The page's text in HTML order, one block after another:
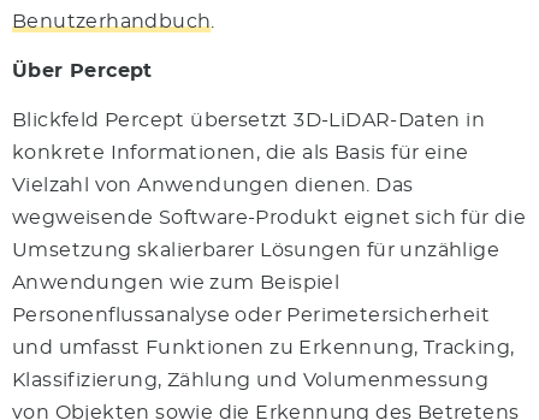
Benutzerhandbuch
Über Percept
Blickfeld Percept übersetzt 3D-LiDAR-Daten in
konkrete Informationen, die als Basis für eine
Vielzahl von Anwendungen dienen. Das
wegweisende Software-Produkt eignet sich für die
Umsetzung skalierbarer Lösungen für unzählige
Anwendungen wie zum Beispiel
Personenflussanalyse oder Perimetersicherheit
und umfasst Funktionen zu Erkennung, Tracking,
Klassifizierung, Zählung und Volumenmessung
von Objekten sowie die Erkennung des Betretens